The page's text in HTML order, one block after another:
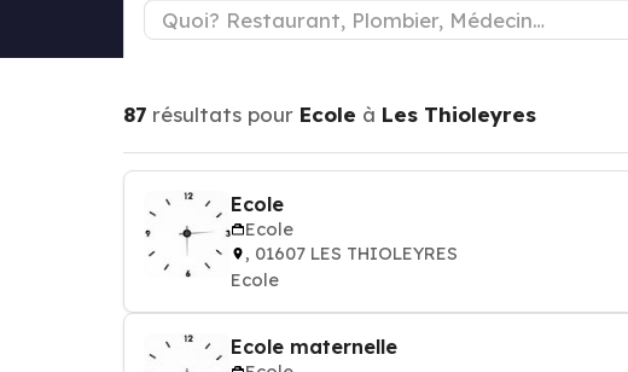
87 résultats pour Ecole à Les Thioleyres
Ecole
Ecole
, 01607 LES THIOLEYRES
Ecole
Ecole maternelle